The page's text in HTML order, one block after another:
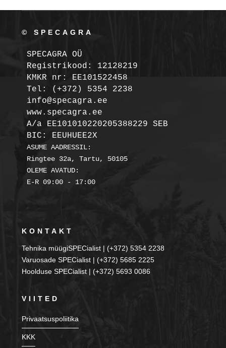
© SPECAGRA
SPECAGRA OÜ
Registrikood: 12128219
KMKR nr: EE101522458
Tel: (+372) 5354 2238
info@specagra.ee
A/a EE101010220205388229 SEB
BIC: EEUHUEE2X
ASUME AADRESSIL:
Ringtee 32a, Tartu, 50105
OLEME AVATUD:
E-R 09:00 - 17:00
KONTAKT
Tehnika müügiSPECialist | (+372) 5354 2238
Varuosade SPECialist | (+372) 5685 2225
Hoolduse SPECialist | (+372) 5693 0086
VIITED
Privaatsuspoliitika
KKK